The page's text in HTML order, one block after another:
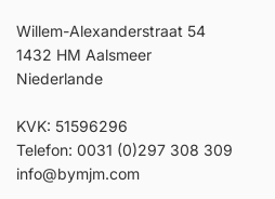
Willem-Alexanderstraat 54
1432 HM Aalsmeer
Niederlande
KVK: 51596296
Telefon: 0031 (0)297 308 309
info@bymjm.com